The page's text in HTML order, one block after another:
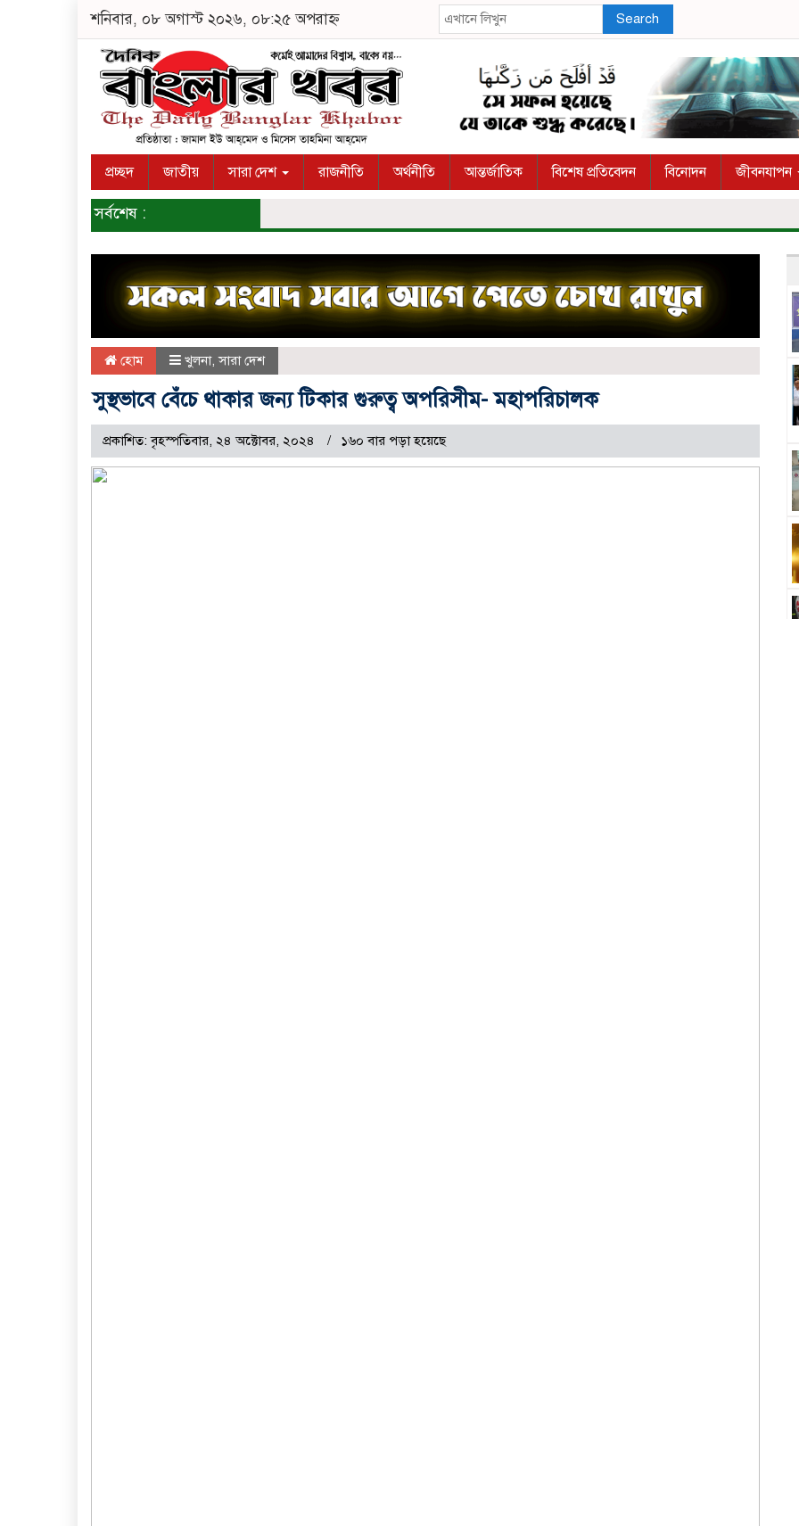
শনিবার, ০৮ অগাস্ট ২০২৬, ০৮:২৫ অপরাহ্ন Search
প্রচ্ছদ জাতীয় সারা দেশ রাজনীতি অর্থনীতি আন্তর্জাতিক বিশেষ প্রতিবেদন বিনোদন জীবনযাপন
সর্বশেষ :
হোম খুলনা,সারা দেশ
সুস্থভাবে বেঁচে থাকার জন্য টিকার গুরুত্ব অপরিসীম- মহাপরিচালক
প্রকাশিত: বৃহস্পতিবার, ২৪ অক্টোবর, ২০২৪ ১৬০ বার পড়া হয়েছে